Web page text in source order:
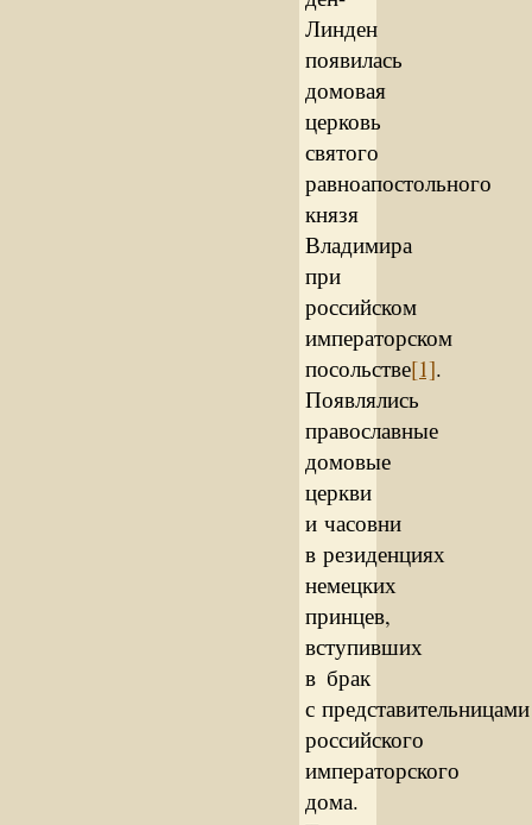
Линден
появилась
домовая
церковь
святого
равноапостольного
князя
Владимира
при
российском
императорском
посольстве[1].
Появлялись
православные
домовые
церкви
и часовни
в резиденциях
немецких
принцев,
вступивших
в брак
с представительницами
российского
императорского
дома.